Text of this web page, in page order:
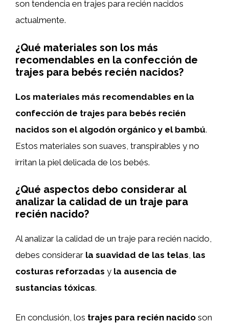
son tendencia en trajes para recién nacidos
actualmente.
¿Qué materiales son los más
recomendables en la confección de
trajes para bebés recién nacidos?
Los materiales más recomendables en la
confección de trajes para bebés recién
nacidos son el algodón orgánico y el bambú.
Estos materiales son suaves, transpirables y no
irritan la piel delicada de los bebés.
¿Qué aspectos debo considerar al
analizar la calidad de un traje para
recién nacido?
Al analizar la calidad de un traje para recién nacido,
debes considerar la suavidad de las telas, las
costuras reforzadas y la ausencia de
sustancias tóxicas.
En conclusión, los trajes para recién nacido son